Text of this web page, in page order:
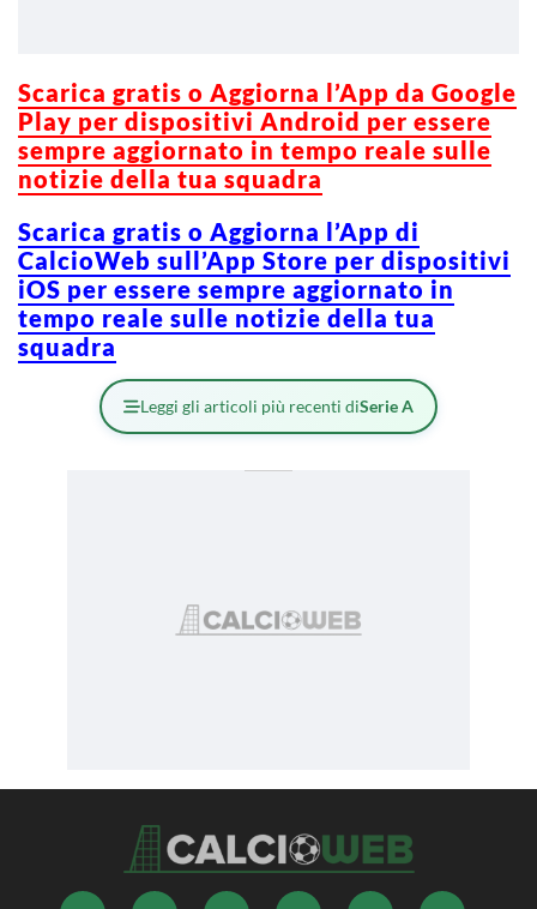
Scarica gratis o Aggiorna l’App da Google
Play per dispositivi Android per essere
sempre aggiornato in tempo reale sulle
notizie della tua squadra
Scarica gratis o Aggiorna l’App di
CalcioWeb sull’App Store per dispositivi
iOS per essere sempre aggiornato in
tempo reale sulle notizie della tua
squadra
Leggi gli articoli più recenti diSerie A